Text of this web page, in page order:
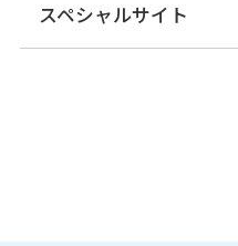
スペシャルサイト